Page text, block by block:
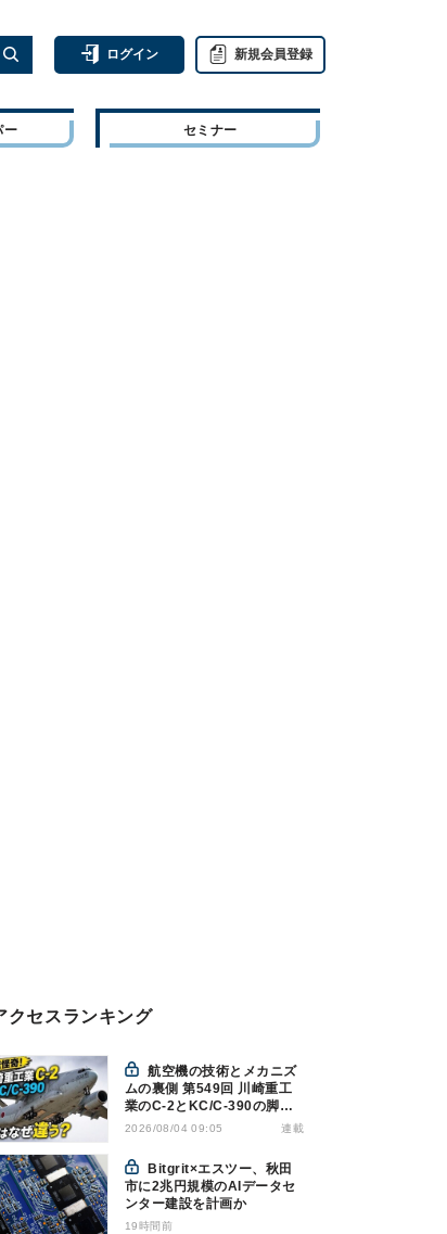
ログイン 新規会員登録
ー セミナー
クセスランキング
航空機の技術とメカニズ
ムの裏側 第549回 川崎重工
業のC-2とKC/C-390の脚は
なぜ違う? - 降着装置は複雑
2026/08/04 09:05 連載
市に2兆円規模のAIデータセ
ンター建設を計画か
19時間前